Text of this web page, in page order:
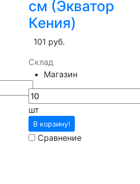
см (Экватор
Кения)
101 руб.
Склад
Магазин
шт
В корзину!
Сравнение